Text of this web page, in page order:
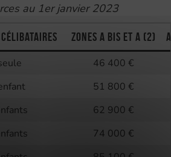
au 1er janvier 2023
célibataires Zones A bis et A (2)
46 400 €
51 800 €
62 900 €
74 000 €